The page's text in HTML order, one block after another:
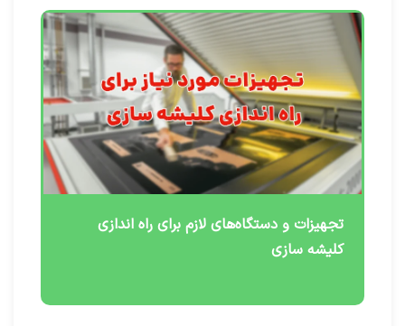
تجهیزات و دستگاه‌های لازم برای راه اندازی
کلیشه سازی